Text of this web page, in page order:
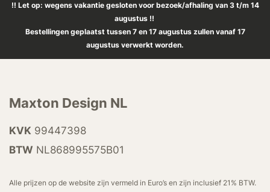
!! Let op: wegens vakantie gesloten voor bezoek/afhaling van 3 t/m 14
augustus !!
Bestellingen geplaatst tussen 7 en 17 augustus zullen vanaf 17
augustus verwerkt worden.
Maxton Design NL
KVK 99447398
BTW NL868995575B01
Alle prijzen op de website zijn vermeld in Euro’s en zijn inclusief 21% BTW.